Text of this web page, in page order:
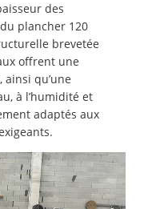
des
plancher 120
brevetée
offrent une
qu’une
à l’humidité et
adaptés aux